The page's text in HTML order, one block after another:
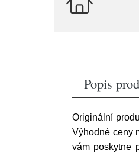
Popis
Originální
Výhodné ceny
vám poskytne